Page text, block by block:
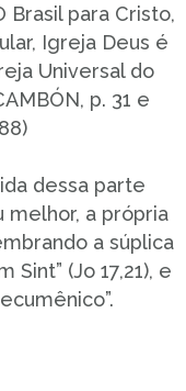
Brasil para Cristo,
Igreja Deus é
Universal do
p. 31 e
dessa parte
melhor, a própria
a súplica
Sint” (Jo 17,21), e